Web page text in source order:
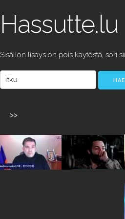
Hassutte.lu
Sisällön lisäys on pois käytöstä, sori
>>